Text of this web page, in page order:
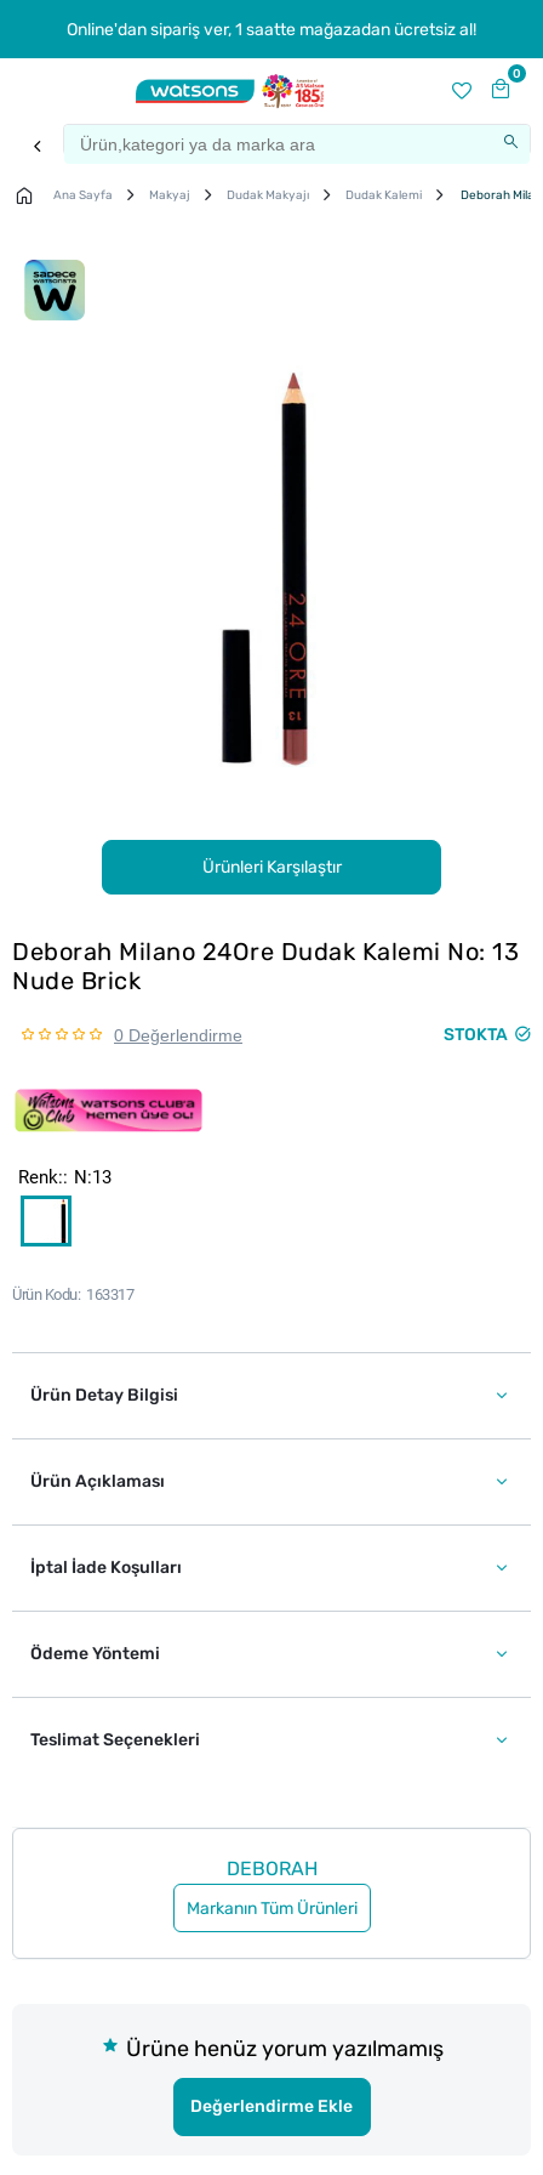
Online'dan sipariş ver, 1 saatte mağazadan ücretsiz al!
0
Ana Sayfa Makyaj Dudak Makyajı Dudak Kalemi Deborah
Ürünleri Karşılaştır
Deborah Milano 24Ore Dudak Kalemi No: 13
Nude Brick
0 Değerlendirme STOKTA
Ürün Kodu 163317
Renk: N:13
Ürün Detay Bilgisi
Ürün Açıklaması
İptal İade Koşulları
Ödeme Yöntemi
Teslimat Seçenekleri
DEBORAH
Markanın Tüm Ürünleri
Ürüne henüz yorum yazılmamış
Değerlendirme Ekle